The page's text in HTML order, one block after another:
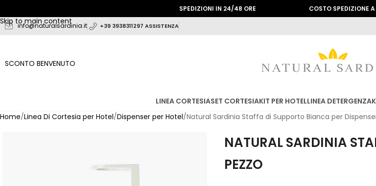
Skip to main content
info@naturalsardinia.it +39 3938311297 ASSISTENZA
SCONTO BENVENUTO
LINEA CORTESIASET CORTESIAKIT PER HOTELLINEA DETERGENZA
Home Linea Di Cortesia per Hotel Dispenser per Hotel Natural Sardinia Staffa di Supporto Bianca per
NATURAL SARDINIA
PEZZO
SPEDIZIONI IN 24/48 ORE COSTO SPEDIZIONE A